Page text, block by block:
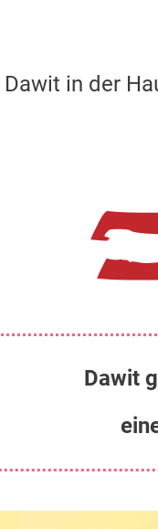
Dawit in der
Dawit